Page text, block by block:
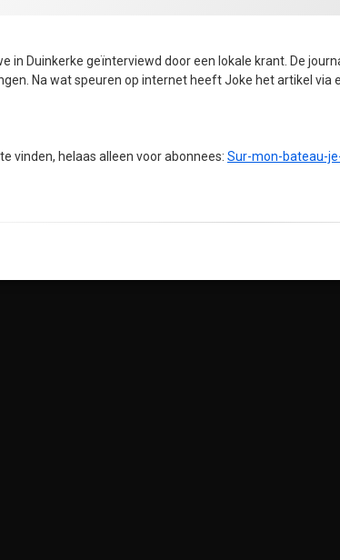
in Duinkerke geïnterviewd door een lokale krant. De
Na wat speuren op internet heeft Joke het artikel via
vinden, helaas alleen voor abonnees: Sur-mon-bateau-